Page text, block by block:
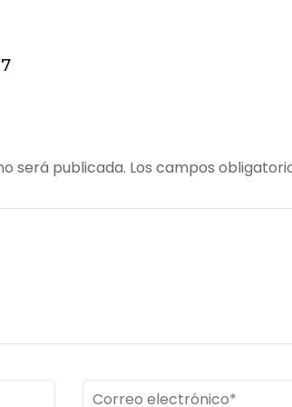
será publicada. Los campos
Correo